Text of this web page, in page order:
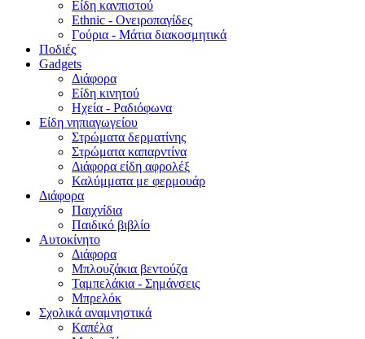
Είδη κανπιστού
Ethnic - Ονειροπαγίδες
Γούρια - Μάτια διακοσμητικά
Ποδιές
Gadgets
Διάφορα
Είδη κινητού
Ηχεία - Ραδιόφωνα
Είδη νηπιαγωγείου
Στρώματα δερματίνης
Στρώματα καπαρντίνα
Διάφορα είδη αφρολέξ
Καλύμματα με φερμουάρ
Διάφορα
Παιχνίδια
Παιδικό βιβλίο
Αυτοκίνητο
Διάφορα
Μπλουζάκια βεντούζα
Ταμπελάκια - Σημάνσεις
Μπρελόκ
Σχολικά αναμνηστικά
Καπέλα